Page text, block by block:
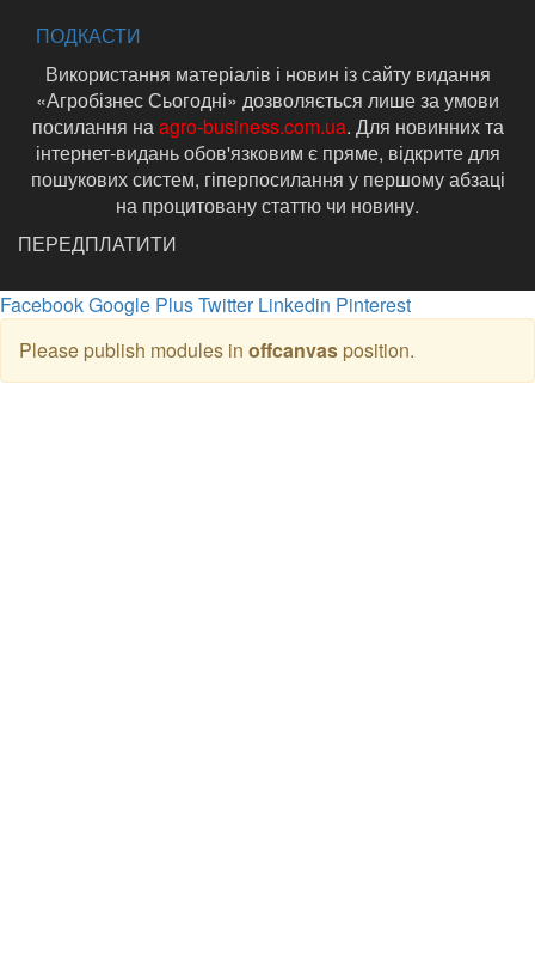
ПОДКАСТИ
Використання матеріалів і новин із сайту видання
«Агробізнес Сьогодні» дозволяється лише за умови
посилання наagro-business.com.ua. Для новинних та
інтернет-видань обов'язковим є пряме, відкрите для
пошукових систем, гіперпосилання у першому абзаці
на процитовану статтю чи новину.
ПЕРЕДПЛАТИТИ
FacebookGoogle PlusTwitter Linkedin Pinterest
Please publish modules in offcanvas position.